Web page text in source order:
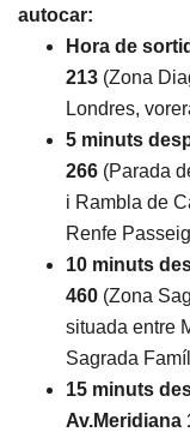
autocar:
Hora de
213 (Zona
Londres,
5 minuts
266 (Parada
i Rambla de
Renfe
10 minuts
460 (Zona
situada entre
Sagrada
15 minuts
Av.Meridiana